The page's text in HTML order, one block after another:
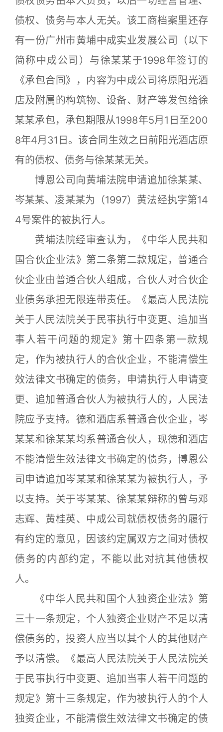
债权、债务与本人无关。该工商档案里还存
有一份广州市黄埔中成实业发展公司（以下
简称中成公司）与徐某某于1998年签订的
《承包合同》，内容为中成公司将原阳光酒
店及附属的构筑物、设备、财产等发包给徐
某某承包，承包期限从1998年5月1日至200
8年4月31日。该合同生效之日前阳光酒店原
有的债权、债务与徐某某无关。
博恩公司向黄埔法院申请追加徐某某、
岑某某、凌某某为（1997）黄法经执字第14
4号案件的被执行人。
黄埔法院经审查认为，《中华人民共和
国合伙企业法》第二条第二款规定，普通合
伙企业由普通合伙人组成，合伙人对合伙企
业债务承担无限连带责任。《最高人民法院
关于人民法院关于民事执行中变更、追加当
事人若干问题的规定》第十四条第一款规
定，作为被执行人的合伙企业，不能清偿生
效法律文书确定的债务，申请执行人申请变
更、追加普通合伙人为被执行人的，人民法
院应予支持。德和酒店系普通合伙企业，岑
某某和徐某某均系普通合伙人，现德和酒店
不能清偿生效法律文书确定的债务，博恩公
司申请追加岑某某和徐某某为被执行人，予
以支持。关于岑某某、徐某某辩称的曾与邓
志辉、黄桂英、中成公司就债权债务的履行
有约定的意见，因该约定属双方之间对债权
债务的内部约定，不能以此对抗其他债权
人。
《中华人民共和国个人独资企业法》第
三十一条规定，个人独资企业财产不足以清
偿债务的，投资人应当以其个人的其他财产
予以清偿。《最高人民法院关于人民法院关
于民事执行中变更、追加当事人若干问题的
规定》第十三条规定，作为被执行人的个人
独资企业，不能清偿生效法律文书确定的债